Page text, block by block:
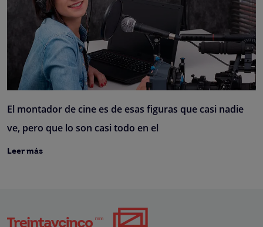
El montador de cine es de esas figuras que casi nadie
ve, pero que lo son casi todo en el
Leer más